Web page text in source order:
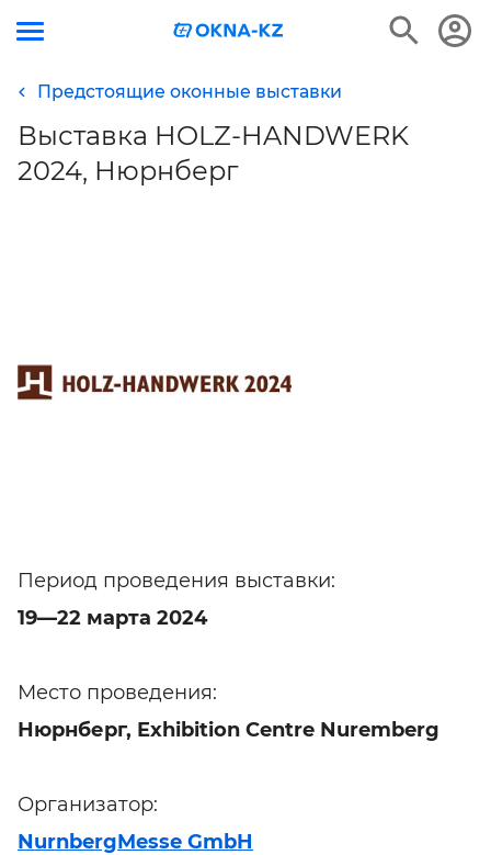
Предстоящие оконные выставки
Выставка HOLZ-HANDWERK
2024, Нюрнберг
Период проведения выставки:
19—22 марта 2024
Место проведения:
Нюрнберг, Exhibition Centre Nuremberg
Организатор:
NurnbergMesse GmbH